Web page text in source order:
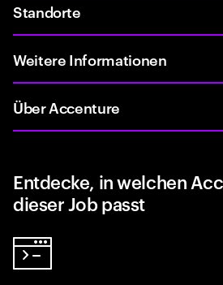
Standorte
Weitere Informationen
Über Accenture
Entdecke, in welchen
dieser Job passt